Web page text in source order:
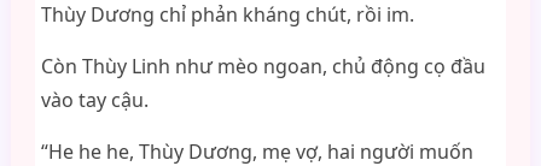
Thùy Dương chỉ phản kháng chút, rồi im.
Còn Thùy Linh như mèo ngoan, chủ động cọ đầu
vào tay cậu.
“He he he, Thùy Dương, mẹ vợ, hai người muốn